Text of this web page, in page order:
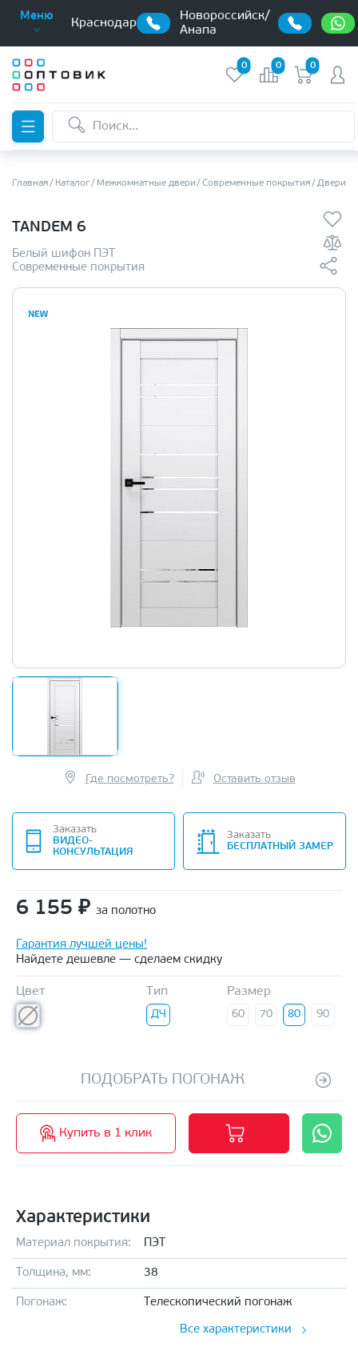
Меню
Краснодар
Новороссийск/
Анапа
0 0 0
Главная Каталог Межкомнатные двери Современные покрытия Двери в
TANDEM 6
Белый шифон ПЭТ
Современные покрытия
Где посмотреть? Оставить отзыв
Заказать
ВИДЕО-
КОНСУЛЬТАЦИЯ
Заказать
БЕСПЛАТНЫЙ ЗАМЕР
6 155 ₽ за полотно
Гарантия лучшей цены!
Найдете дешевле — сделаем скидку
Цвет Тип
ДЧ
Размер
60 70 80 90
ПОДОБРАТЬ ПОГОНАЖ
Купить в 1 клик
Характеристики
Материал покрытия: ПЭТ
Толщина, мм: 38
Погонаж: Телескопический погонаж
Все характеристики